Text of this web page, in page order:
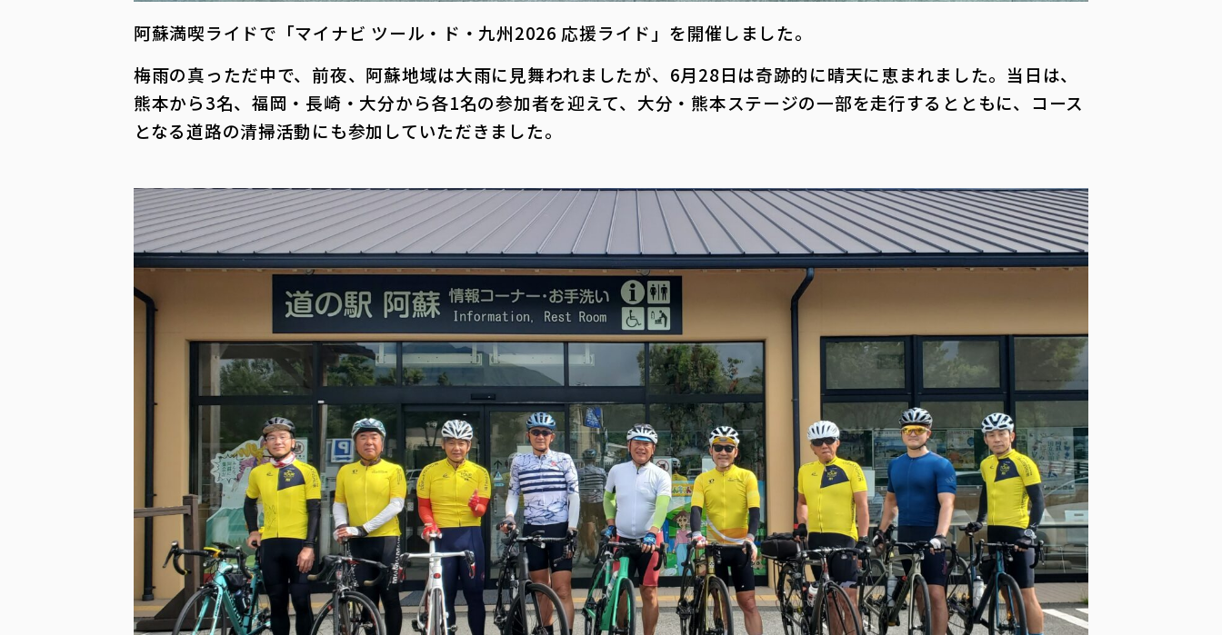
阿蘇満喫ライドで「マイナビ ツール・ド・九州2026 応援ライド」を開催しました。
梅雨の真っただ中で、前夜、阿蘇地域は大雨に見舞われましたが、6月28日は奇跡的に晴天に恵まれました。当日は、
熊本から3名、福岡・長崎・大分から各1名の参加者を迎えて、大分・熊本ステージの一部を走行するとともに、コース
となる道路の清掃活動にも参加していただきました。